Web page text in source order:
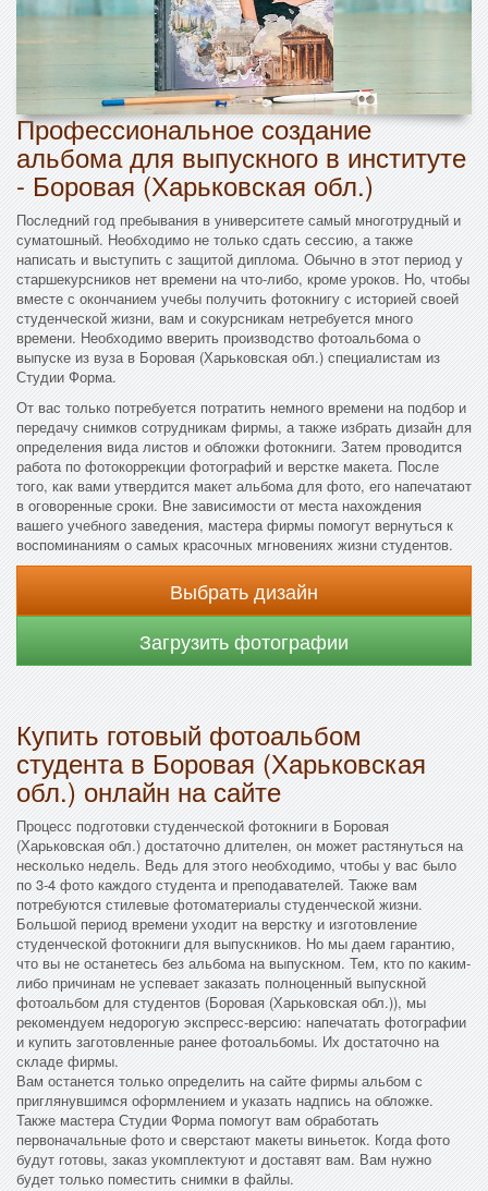
Профессиональное создание
альбома для выпускного в институте
- Боровая (Харьковская обл.)
Последний год пребывания в университете самый многотрудный и
суматошный. Необходимо не только сдать сессию, а также
написать и выступить с защитой диплома. Обычно в этот период у
старшекурсников нет времени на что-либо, кроме уроков. Но, чтобы
вместе с окончанием учебы получить фотокнигу с историей своей
студенческой жизни, вам и сокурсникам нетребуется много
времени. Необходимо вверить производство фотоальбома о
выпуске из вуза в Боровая (Харьковская обл.) специалистам из
Студии Форма.
От вас только потребуется потратить немного времени на подбор и
передачу снимков сотрудникам фирмы, а также избрать дизайн для
определения вида листов и обложки фотокниги. Затем проводится
работа по фотокоррекции фотографий и верстке макета. После
того, как вами утвердится макет альбома для фото, его напечатают
в оговоренные сроки. Вне зависимости от места нахождения
вашего учебного заведения, мастера фирмы помогут вернуться к
воспоминаниям о самых красочных мгновениях жизни студентов.
Выбрать дизайн
Загрузить фотографии
Купить готовый фотоальбом
студента в Боровая (Харьковская
обл.) онлайн на сайте
Процесс подготовки студенческой фотокниги в Боровая
(Харьковская обл.) достаточно длителен, он может растянуться на
несколько недель. Ведь для этого необходимо, чтобы у вас было
по 3-4 фото каждого студента и преподавателей. Также вам
потребуются стилевые фотоматериалы студенческой жизни.
Большой период времени уходит на верстку и изготовление
студенческой фотокниги для выпускников. Но мы даем гарантию,
что вы не останетесь без альбома на выпускном. Тем, кто по каким-
либо причинам не успевает заказать полноценный выпускной
фотоальбом для студентов (Боровая (Харьковская обл.)), мы
рекомендуем недорогую экспресс-версию: напечатать фотографии
и купить заготовленные ранее фотоальбомы. Их достаточно на
складе фирмы.
Вам останется только определить на сайте фирмы альбом с
приглянувшимся оформлением и указать надпись на обложке.
Также мастера Студии Форма помогут вам обработать
первоначальные фото и сверстают макеты виньеток. Когда фото
будут готовы, заказ укомплектуют и доставят вам. Вам нужно
будет только поместить снимки в файлы.